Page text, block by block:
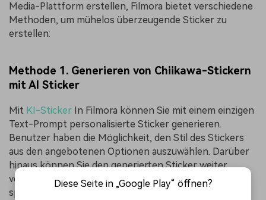
Media-Plattform erstellen, Filmora bietet verschiedene
Methoden, um mühelos überzeugende Sticker zu
erstellen:
Methode 1. Generieren von Chiikawa-Stickern
mit AI Sticker
Mit KI-Sticker In Filmora können Sie mit einem einzigen
Text-Prompt personalisierte Sticker generieren.
Benutzer haben die Möglichkeit, den Stil des Stickers
aus den angebotenen Optionen auszuwählen. Darüber
hinaus können Sie den generierten Sticker weiter
verfeinern und als Bildsequenz auf Ihrem Gerät
speichern. Eine detaillierte Anleitung zur Erstellung
Diese Seite in „Google Play“ öffnen?